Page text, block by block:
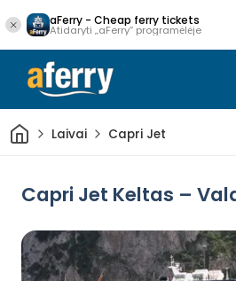
aFerry - Cheap ferry tickets
Atidaryti „aFerry“ programėlėje
Pradžia
Laivai Capri Jet
Capri Jet Keltas –